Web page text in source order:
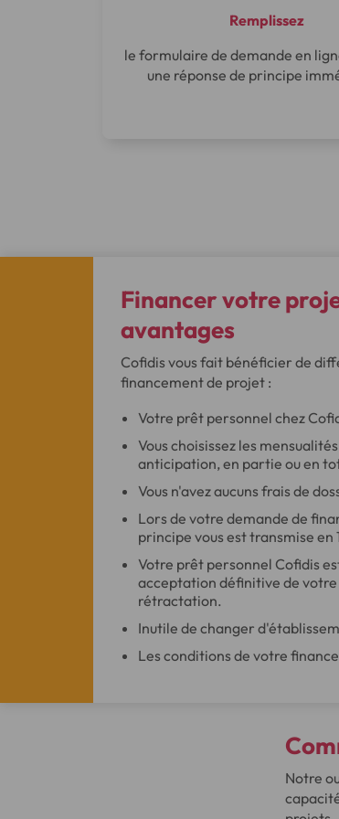
Remplissez
le formulaire de demande en
une réponse de principe
Financer votre
avantages
Cofidis vous fait bénéficier de
financement de projet :
Votre prêt personnel chez
Vous choisissez les
anticipation, en partie ou en
Vous n'avez aucuns frais de
Lors de votre demande de
principe vous est transmise en
Votre prêt personnel Cofidis
acceptation définitive de
rétractation.
Inutile de changer
Les conditions de votre
Notre